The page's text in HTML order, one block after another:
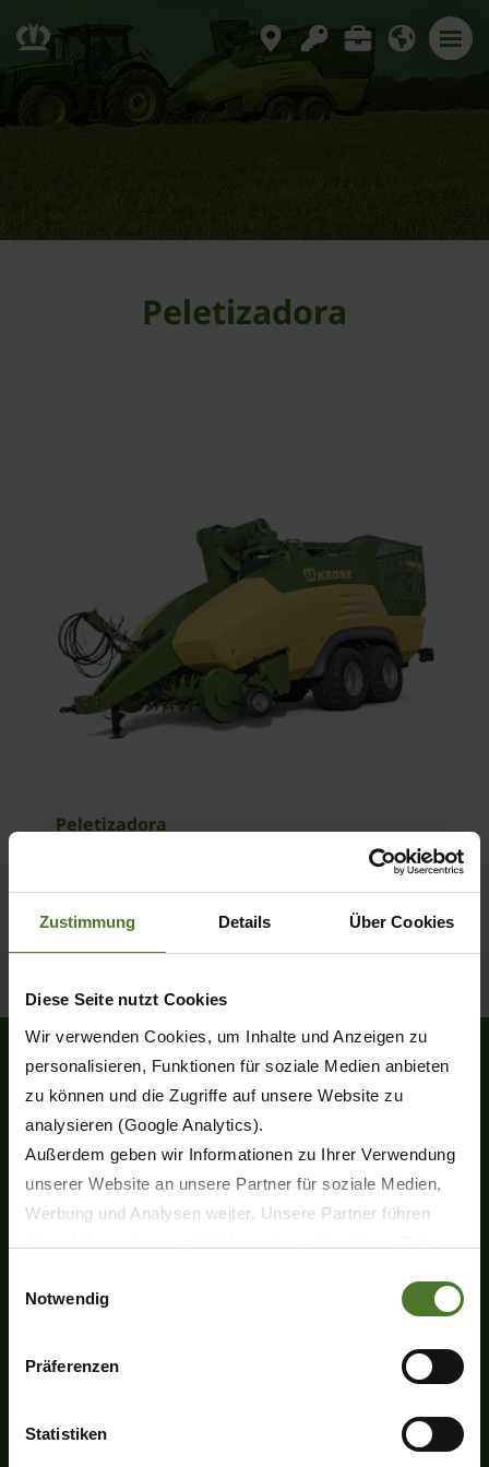
Zustimmung Details Über Cookies
Diese Seite nutzt Cookies
Wir verwenden Cookies, um Inhalte und Anzeigen zu
personalisieren, Funktionen für soziale Medien anbieten
zu können und die Zugriffe auf unsere Website zu
analysieren (Google Analytics).
Außerdem geben wir Informationen zu Ihrer Verwendung
unserer Website an unsere Partner für soziale Medien,
Werbung und Analysen weiter. Unsere Partner führen
sie im Rahmen Ihrer Nutzung der Dienste gesammelt
Wir setzen im Rahmen des Trackings auch Dienstleister
Datenschutzbestimmungen ein, wodurch das Risiko von
behördlichen Zugriffen bzw. von Kontrollverlust bzgl.
Notwendig
Präferenzen
Statistiken
Peletizadora
Peletizadora
SOBRE EL PRODUCTO
Heinrich-Krone-Straße 10
D-48480 Spelle
Fax +49 (0) 5977-935-339